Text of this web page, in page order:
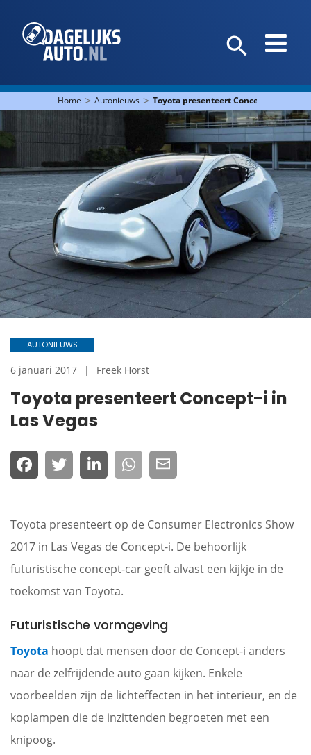
Home > Autonieuws > Toyota presenteert Concept-i in Las
Toyota presenteert Concept-i in
Las Vegas
AUTONIEUWS
6 januari 2017 Freek Horst
Toyota presenteert op de Consumer Electronics Show
2017 in Las Vegas de Concept-i. De behoorlijk
futuristische concept-car geeft alvast een kijkje in de
toekomst van Toyota.
Futuristische vormgeving
Toyota hoopt dat mensen door de Concept-i anders
naar de zelfrijdende auto gaan kijken. Enkele
voorbeelden zijn de lichteffecten in het interieur, en de
koplampen die de inzittenden begroeten met een
knipoog.